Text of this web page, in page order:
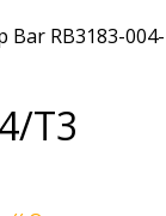
T3